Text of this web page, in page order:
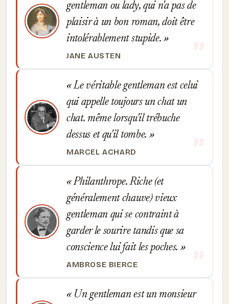
gentleman ou lady, qui n'a pas de
plaisir à un bon roman, doit être
intolérablement stupide.
JANE AUSTEN
Le véritable gentleman est celui
qui appelle toujours un chat un
chat. même lorsqu'il trébuche
dessus et qu'il tombe.
MARCEL ACHARD
Philanthrope. Riche (et
généralement chauve) vieux
gentleman qui se contraint à
garder le sourire tandis que sa
conscience lui fait les poches.
AMBROSE BIERCE
Un gentleman est un monsieur